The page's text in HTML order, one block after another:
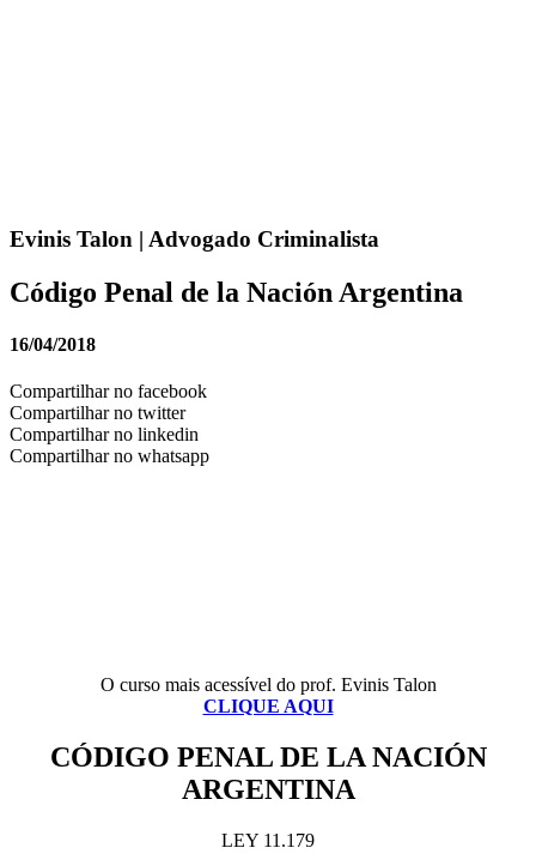
Evinis Talon | Advogado Criminalista
Código Penal de la Nación Argentina
16/04/2018
Compartilhar no facebook
Compartilhar no twitter
Compartilhar no linkedin
Compartilhar no whatsapp
O curso mais acessível do prof. Evinis Talon
CLIQUE AQUI
CÓDIGO PENAL DE LA NACIÓN
ARGENTINA
LEY 11.179